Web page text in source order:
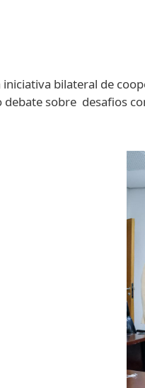
iniciativa bilateral de
debate sobre desafios